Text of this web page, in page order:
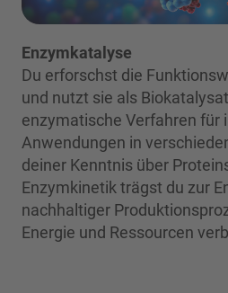
Enzymkatalyse
Du erforschst die
und nutzt sie als
enzymatische Verfahren für
Anwendungen in
deiner Kenntnis über
Enzymkinetik trägst du zur
nachhaltiger
Energie und Ressourcen